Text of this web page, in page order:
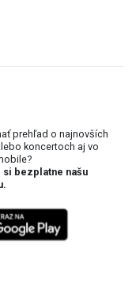
prehľad o najnovších
koncertoch aj vo
si bezplatne našu